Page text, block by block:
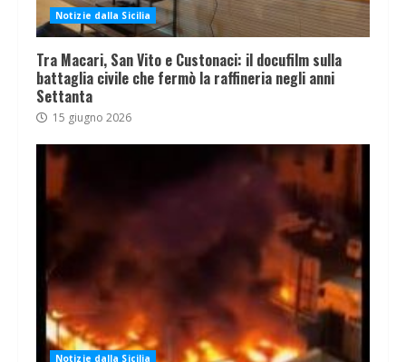
Notizie dalla Sicilia
Tra Macari, San Vito e Custonaci: il docufilm sulla
battaglia civile che fermò la raffineria negli anni
Settanta
15 giugno 2026
Notizie dalla Sicilia